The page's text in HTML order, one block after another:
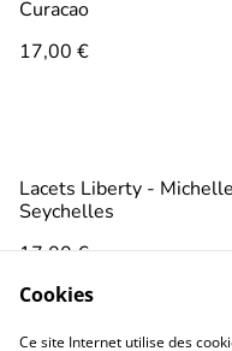
Curacao
17,00 €
Lacets Liberty -
Seychelles
17,00 €
Cookies
Ce site Internet utilise des